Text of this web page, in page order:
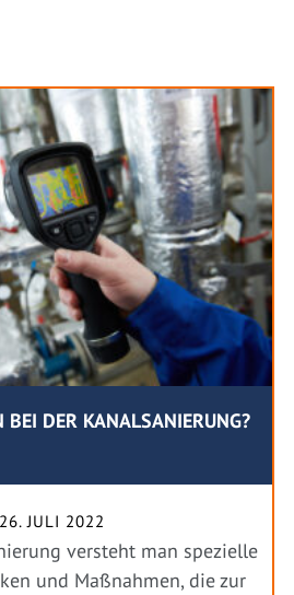
DER KANALSANIERUNG?
26. JULI 2022
versteht man spezielle
und Maßnahmen, die zur